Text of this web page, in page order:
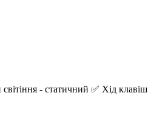
- статичний ✅ Хід клавіш